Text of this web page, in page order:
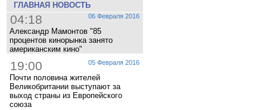
ГЛАВНАЯ НОВОСТЬ
06 Февраля 2016
04:18
Александр Мамонтов "85
процентов кинорынка занято
американским кино"
05 Февраля 2016
19:00
Почти половина жителей
Великобритании выступают за
выход страны из Европейского
союза